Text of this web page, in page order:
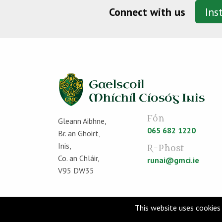
Connect with us
Gleann Aibhne,
Br. an Ghoirt,
Inis,
Co. an Chláir,
V95 DW35
Fón
065 682 1220
R-Phost
runai@gmci.ie
This website uses